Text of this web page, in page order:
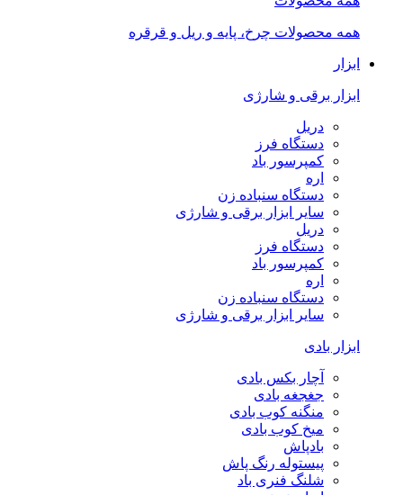
همه محصولات چرخ، پایه و ریل و قرقره
ابزار
ابزار برقی و شارژی
دریل
دستگاه فرز
کمپرسور باد
اره
دستگاه سنباده زن
سایر ابزار برقی و شارژی
دریل
دستگاه فرز
کمپرسور باد
اره
دستگاه سنباده زن
سایر ابزار برقی و شارژی
ابزار بادی
آچار بکس بادی
جغجغه بادی
منگنه کوب بادی
میخ کوب بادی
بادپاش
پیستوله رنگ پاش
شلنگ فنری باد